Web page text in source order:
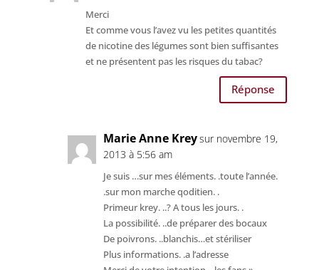
Merci
Et comme vous l’avez vu les petites quantités
de nicotine des légumes sont bien suffisantes
et ne présentent pas les risques du tabac?
Réponse
Marie Anne Kreysur novembre 19,
2013 à 5:56 am
Je suis …sur mes éléments. .toute l’année.
.sur mon marche qoditien. .
Primeur krey. ..? A tous les jours. .
La possibilité. ..de préparer des bocaux
De poivrons. ..blanchis…et stériliser
Plus informations. .a l’adresse